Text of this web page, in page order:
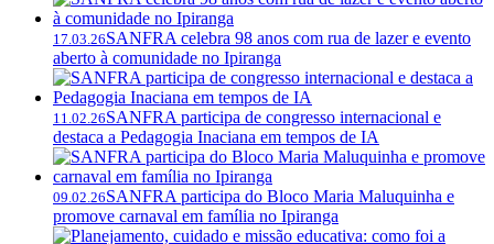
17.03.26SANFRA celebra 98 anos com rua de lazer e evento
aberto à comunidade no Ipiranga
11.02.26SANFRA participa de congresso internacional e
destaca a Pedagogia Inaciana em tempos de IA
09.02.26SANFRA participa do Bloco Maria Maluquinha e
promove carnaval em família no Ipiranga